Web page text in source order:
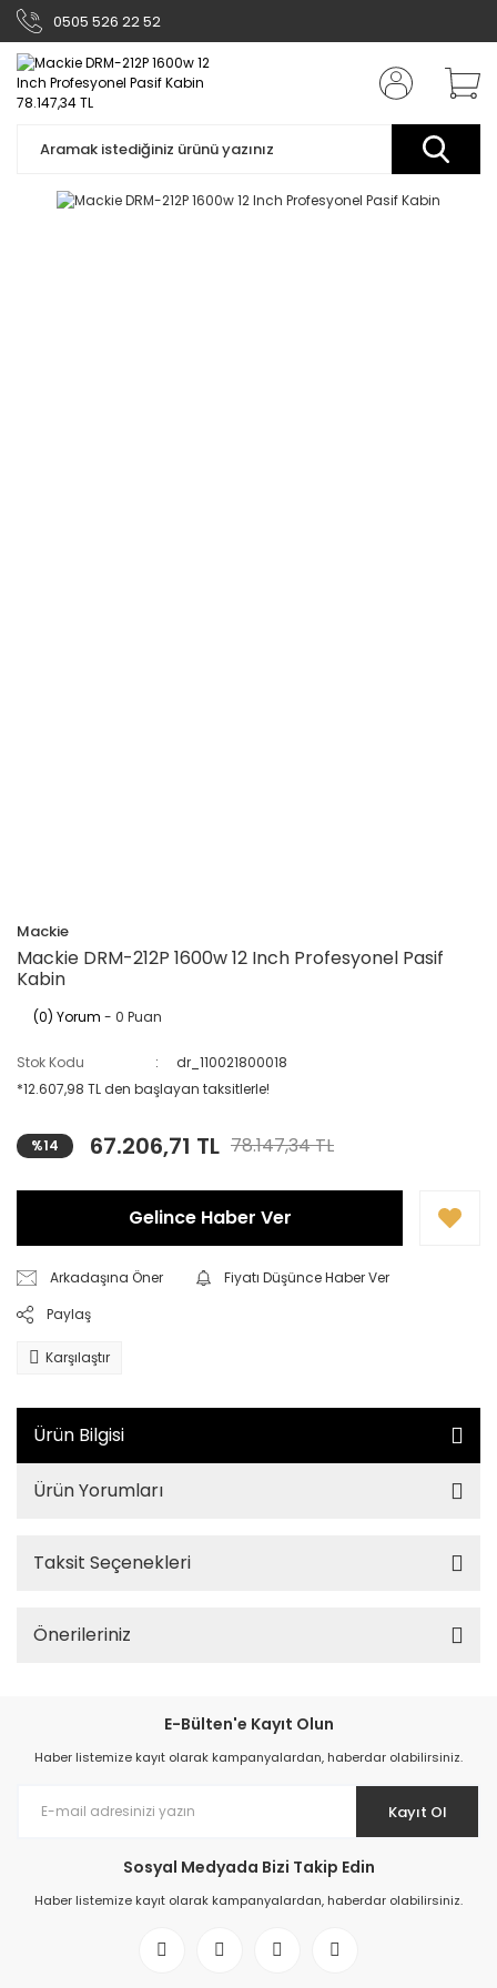
0505 526 22 52
Mackie
Mackie DRM-212P 1600w 12 Inch Profesyonel Pasif
Kabin
(0) Yorum - 0 Puan
Stok Kodu
dr_110021800018
*12.607,98 TL den başlayan taksitlerle!
%14 67.206,71 TL 78.147,34 TL
Gelince Haber Ver
Arkadaşına Öner
Fiyatı Düşünce Haber Ver
Paylaş
Karşılaştır
Ürün Bilgisi
Ürün Yorumları
Taksit Seçenekleri
Önerileriniz
E-Bülten'e Kayıt Olun
Haber listemize kayıt olarak kampanyalardan, haberdar olabilirsiniz.
Kayıt Ol
Sosyal Medyada Bizi Takip Edin
Haber listemize kayıt olarak kampanyalardan, haberdar olabilirsiniz.